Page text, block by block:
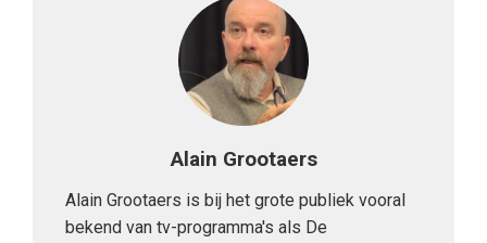
Alain Grootaers
Alain Grootaers is bij het grote publiek vooral
bekend van tv-programma's als De